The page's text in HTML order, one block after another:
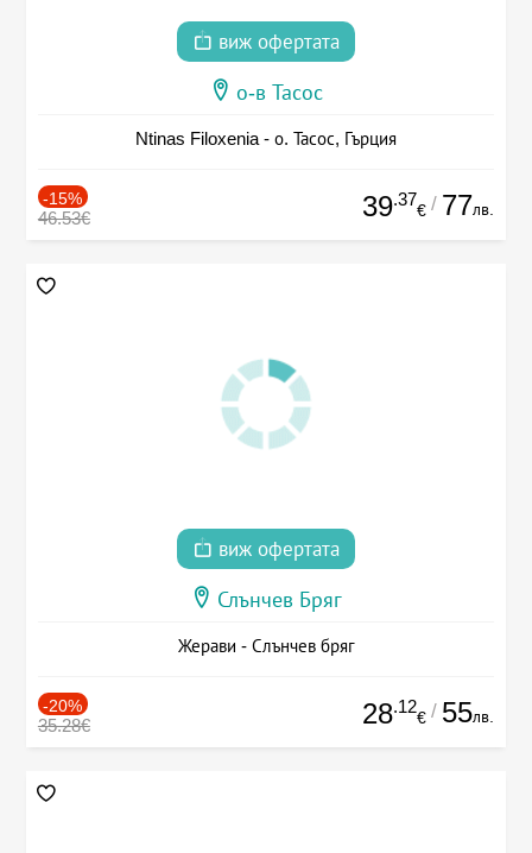
виж офертата
о-в Тасос
Ntinas Filoxenia - о. Тасос, Гърция
-15%
46.53€ 39.37
€ / 77лв.
виж офертата
Слънчев Бряг
Жерави - Слънчев бряг
-20%
35.28€ 28.12
€ / 55лв.